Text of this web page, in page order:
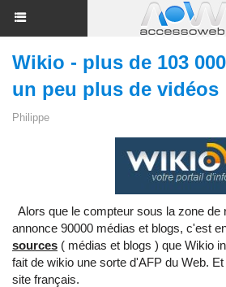
Wikio - plus de 103
un peu plus de vidéos
Philippe
Alors que le compteur sous la zone de
annonce 90000 médias et blogs, c'est
sources ( médias et blogs ) que Wikio
fait de wikio une sorte d'AFP du Web.
site français.